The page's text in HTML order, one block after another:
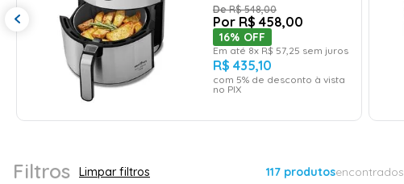
R$ 548,00
R$ 458,00
16% OFF
Em até 8x R$ 57,25 sem juros
R$ 435,10
com 5% de desconto à vista
no PIX
Filtros 117 produtosencontrados